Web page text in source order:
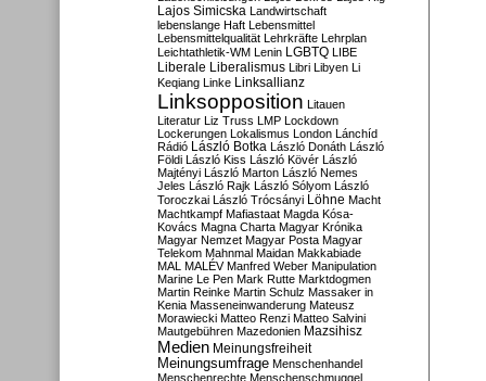
Lajos Simicska Landwirtschaft
lebenslange Haft Lebensmittel
Lebensmittelqualität Lehrkräfte Lehrplan
Leichtathletik-WM Lenin LGBTQ LIBE
Liberale Liberalismus Libri Libyen Li
Keqiang Linke Linksallianz
Linksopposition Litauen
Literatur Liz Truss LMP Lockdown
Lockerungen Lokalismus London Lánchíd
Rádió
László Botka László Donáth László
Földi László Kiss László Kövér László
Majtényi László Marton László Nemes
Jeles László Rajk László Sólyom László
Toroczkai László Trócsányi Löhne Macht
Machtkampf Mafiastaat Magda Kósa-
Kovács Magna Charta Magyar Krónika
Magyar Nemzet Magyar Posta Magyar
Telekom Mahnmal Maidan Makkabiade
MAL MALÉV Manfred Weber Manipulation
Marine Le Pen Mark Rutte Marktdogmen
Martin Reinke Martin Schulz Massaker in
Kenia Masseneinwanderung Mateusz
Morawiecki Matteo Renzi Matteo Salvini
Mautgebühren Mazedonien Mazsihisz
Medien Meinungsfreiheit
Meinungsumfrage Menschenhandel
Menschenrechte Menschenschmuggel